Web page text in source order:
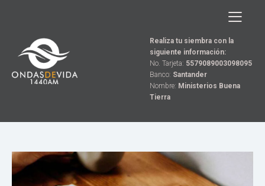
Realiza tu siembra con la
siguiente información:
No. Tarjeta: 5579089003098095
Banco: Santander
Nombre: Ministerios Buena
Tierra